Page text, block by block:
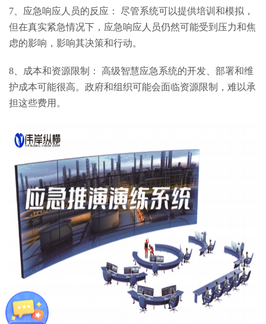
7、应急响应人员的反应： 尽管系统可以提供培训和模拟，
但在真实紧急情况下，应急响应人员仍然可能受到压力和焦
虑的影响，影响其决策和行动。
8、成本和资源限制： 高级智慧应急系统的开发、部署和维
护成本可能很高。政府和组织可能会面临资源限制，难以承
担这些费用。